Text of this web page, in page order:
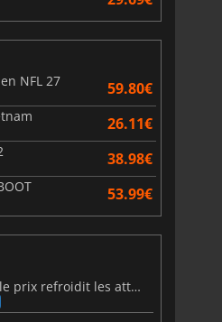
NFL 27
59.80€
26.11€
38.98€
53.99€
Steam Frame : une fuite sur le prix refroidit les attentes VR